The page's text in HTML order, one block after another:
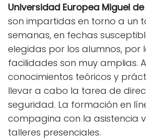
Universidad Europea Miguel
son impartidas en torno a un
semanas, en fechas
elegidas por los alumnos, por
facilidades son muy amplias.
conocimientos teóricos y
llevar a cabo la tarea de
seguridad. La formación en
compagina con la asistencia
talleres presenciales.